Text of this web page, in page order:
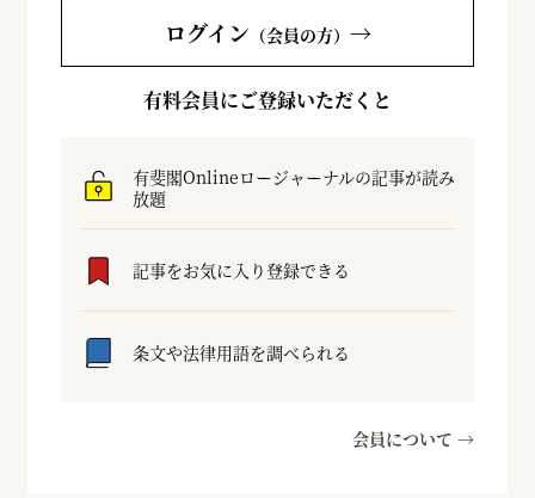
ログイン （会員の方） →
有料会員にご登録いただくと
有斐閣Onlineロージャーナルの記事が読み
放題
記事をお気に入り登録できる
条文や法律用語を調べられる
会員について →